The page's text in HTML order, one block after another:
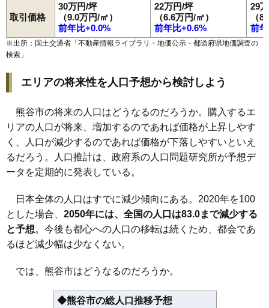
高本 465万円 -7.1%
100 弁財 192万円 -9.8%
101 妻沼台 2.5万円 276万円 -10.3%
102
小泉 2.4万円 314万円
105 箕輪 2.3万円 371万円 -13.4%
106 板井 2.2万円 352万円 -12.7%
107 小八林 2.0万円 246万円 -15.4%
108 津田新田 1.6万円 366万円 -15.4%
109 下増田 1.6万円
110 中恩田 1.6万円 135万円 -11.8%
111 葛和田 1.6万円 256万円 -19.1%
112 西野 1.5万円 288万円 -19.9%
113 津田 1.4万円
114 池上 1.2万円
取引価格
30万円/坪
（9.0万円/㎡）
前年比+0.0%
22万円/坪
（6.6万円/㎡）
前年比+0.6%
29
（
前
※出所：国土交通省「不動産情報ライブラリ・地価公示・都道府県地価調査の
検索 」
エリアの将来性を人口予想から検討しよう
熊谷市の将来の人口はどうなるのだろうか。購入するエ
リアの人口が将来、増加するのであれば価格が上昇しやす
く、人口が減少するのであれば価格が下落しやすいといえ
るだろう。人口推計は、政府系の人口問題研究所が予想デ
ータを定期的に発表している。
日本全体の人口はすでに減少傾向にある。2020年を100
とした場合、 2050年には、全国の人口は83.0まで減少する
と予想。今後も都心への人口の移転は続くため、都会であ
るほど減少幅は少なくない。
では、熊谷市はどうなるのだろうか。
◆熊谷市の総人口推移予想